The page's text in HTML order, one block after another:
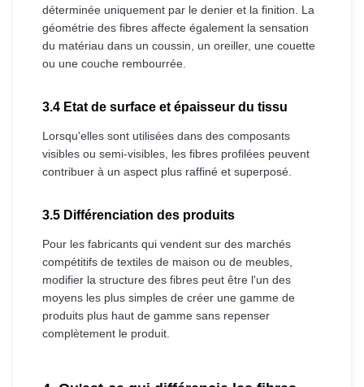
déterminée uniquement par le denier et la finition. La
géométrie des fibres affecte également la sensation
du matériau dans un coussin, un oreiller, une couette
ou une couche rembourrée.
3.4 Etat de surface et épaisseur du tissu
Lorsqu'elles sont utilisées dans des composants
visibles ou semi-visibles, les fibres profilées peuvent
contribuer à un aspect plus raffiné et superposé.
3.5 Différenciation des produits
Pour les fabricants qui vendent sur des marchés
compétitifs de textiles de maison ou de meubles,
modifier la structure des fibres peut être l'un des
moyens les plus simples de créer une gamme de
produits plus haut de gamme sans repenser
complètement le produit.